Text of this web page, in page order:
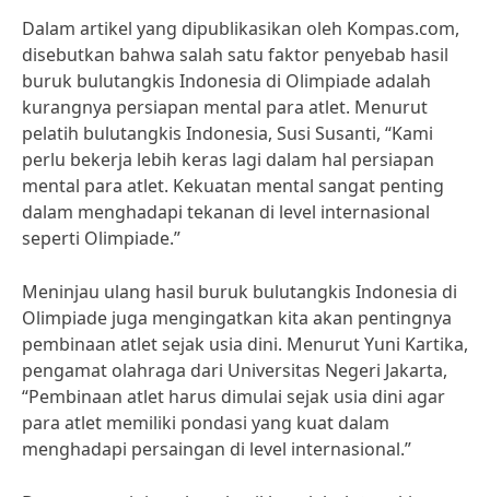
Dalam artikel yang dipublikasikan oleh Kompas.com,
disebutkan bahwa salah satu faktor penyebab hasil
buruk bulutangkis Indonesia di Olimpiade adalah
kurangnya persiapan mental para atlet. Menurut
pelatih bulutangkis Indonesia, Susi Susanti, “Kami
perlu bekerja lebih keras lagi dalam hal persiapan
mental para atlet. Kekuatan mental sangat penting
dalam menghadapi tekanan di level internasional
seperti Olimpiade.”
Meninjau ulang hasil buruk bulutangkis Indonesia di
Olimpiade juga mengingatkan kita akan pentingnya
pembinaan atlet sejak usia dini. Menurut Yuni Kartika,
pengamat olahraga dari Universitas Negeri Jakarta,
“Pembinaan atlet harus dimulai sejak usia dini agar
para atlet memiliki pondasi yang kuat dalam
menghadapi persaingan di level internasional.”